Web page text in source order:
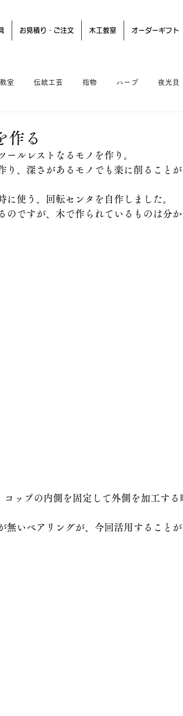
お見積り・ご注文 木工教室 オーダーギフト
室 伝統工芸 指物 ハープ 夜光貝
作る
ルレストなるモノを作り。
り、深さがあるモノでも楽に削ること
使う、回転センタを自作しました。
のですが、木で作られているものは分
コップの内側を固定して外側を加工する
いベアリングが、今回活用すること